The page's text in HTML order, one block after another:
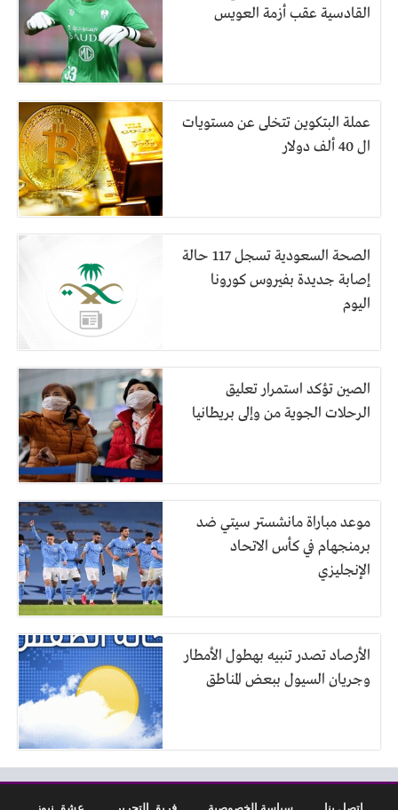
القادسية عقب أزمة العويس
عملة البتكوين تتخلى عن مستويات
ال 40 ألف دولار
الصحة السعودية تسجل 117 حالة
إصابة جديدة بفيروس كورونا
اليوم
الصين تؤكد استمرار تعليق
الرحلات الجوية من وإلى بريطانيا
موعد مباراة مانشستر سيتي ضد
برمنجهام في كأس الاتحاد
الإنجليزي
الأرصاد تصدر تنبيه بهطول الأمطار
وجريان السيول ببعض المناطق